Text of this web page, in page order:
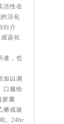
活性在
活化
白介
该化
者，也
加以调
口服给
胶囊
烯或玻
。24hr